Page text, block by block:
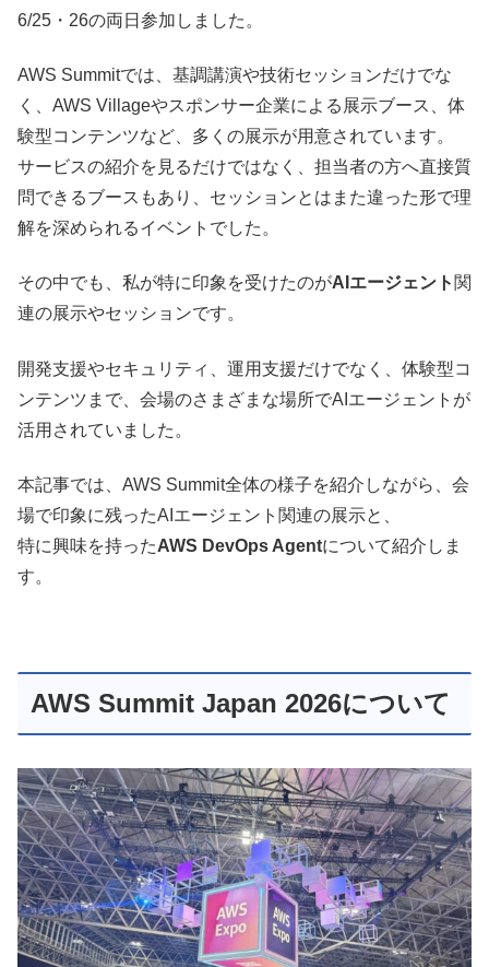
6/25・26の両日参加しました。
AWS Summitでは、基調講演や技術セッションだけでな
く、AWS Villageやスポンサー企業による展示ブース、体
験型コンテンツなど、多くの展示が用意されています。
サービスの紹介を見るだけではなく、担当者の方へ直接質
問できるブースもあり、セッションとはまた違った形で理
解を深められるイベントでした。
その中でも、私が特に印象を受けたのがAIエージェント 関
連の展示やセッションです。
開発支援やセキュリティ、運用支援だけでなく、体験型コ
ンテンツまで、会場のさまざまな場所でAIエージェントが
活用されていました。
本記事では、AWS Summit全体の様子を紹介しながら、会
場で印象に残ったAIエージェント関連の展示と、
特に興味を持ったAWS DevOps Agentについて紹介しま
す。
AWS Summit Japan 2026について